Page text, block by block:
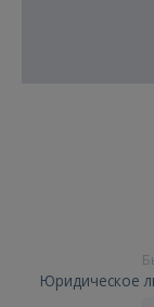
Юридическое